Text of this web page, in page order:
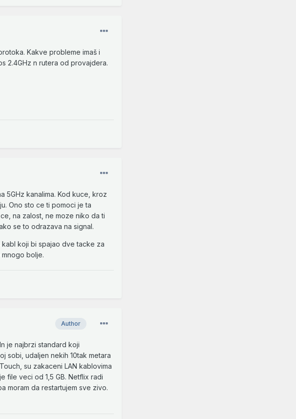
Kakve probleme imaš i
2.4GHz n rutera od provajdera.
5GHz kanalima. Kod kuce, kroz
Ono sto ce ti pomoci je ta
na zalost, ne moze niko da ti
se to odrazava na signal.
kabl koji bi spajao dve tacke za
bolje.
Author
je najbrzi standard koji
sobi, udaljen nekih 10tak metara
su zakaceni LAN kablovima
file veci od 1,5 GB. Netflix radi
moram da restartujem sve zivo.